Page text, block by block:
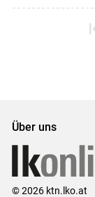
Über uns
© 2026 ktn.lko.at